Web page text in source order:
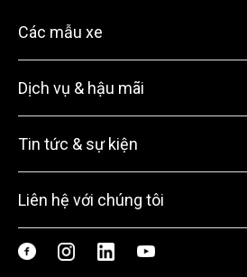
Các mẫu xe
Dịch vụ & hậu mãi
Tin tức & sự kiện
Liên hệ với chúng tôi